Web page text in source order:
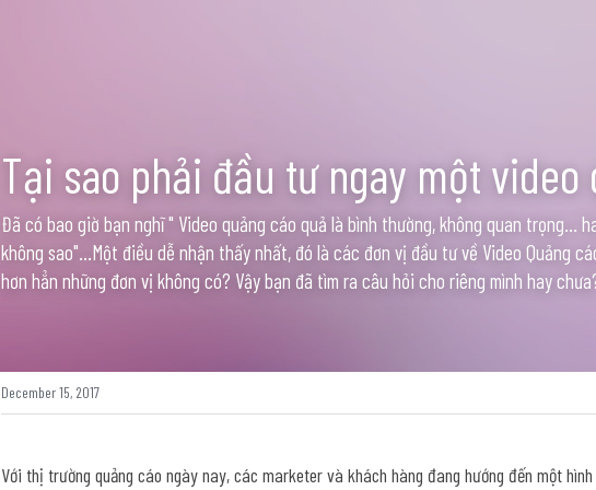
Tại sao phải đầu tư ngay một video
Đã có bao giờ bạn nghĩ " Video quảng cáo quả là bình thường, không quan trọng...
không sao"...Một điều dễ nhận thấy nhất, đó là các đơn vị đầu tư về Video Quảng
hơn hẳn những đơn vị không có? Vậy bạn đã tìm ra câu hỏi cho riêng mình hay
December 15, 2017
Với thị trường quảng cáo ngày nay, các marketer và khách hàng đang hướng đến một